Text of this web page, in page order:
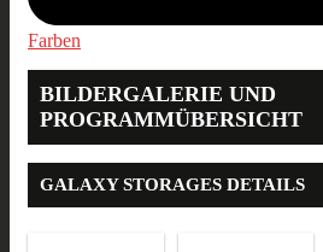
Farben
BILDERGALERIE UND
PROGRAMMÜBERSICHT
GALAXY STORAGES DETAILS